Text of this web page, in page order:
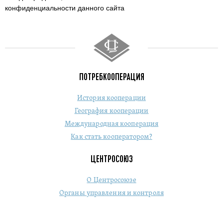
конфиденциальности данного сайта
ПОТРЕБКООПЕРАЦИЯ
История кооперации
География кооперации
Международная кооперация
Как стать кооператором?
ЦЕНТРОСОЮЗ
О Центросоюзе
Органы управления и контроля